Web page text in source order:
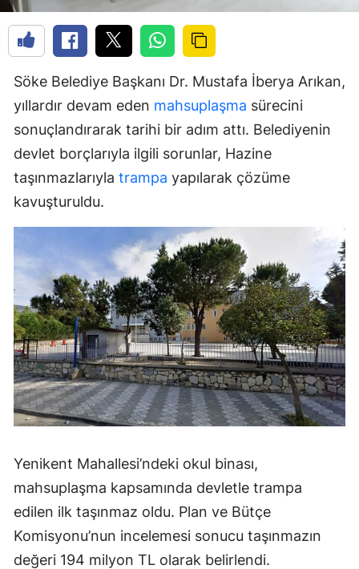
Söke Belediye Başkanı Dr. Mustafa İberya Arıkan,
yıllardır devam eden mahsuplaşma sürecini
sonuçlandırarak tarihi bir adım attı. Belediyenin
devlet borçlarıyla ilgili sorunlar, Hazine
taşınmazlarıyla trampa yapılarak çözüme
kavuşturuldu.
Yenikent Mahallesi’ndeki okul binası,
mahsuplaşma kapsamında devletle trampa
edilen ilk taşınmaz oldu. Plan ve Bütçe
Komisyonu’nun incelemesi sonucu taşınmazın
değeri 194 milyon TL olarak belirlendi.